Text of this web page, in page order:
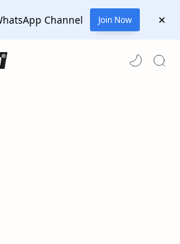
Channel Join Now